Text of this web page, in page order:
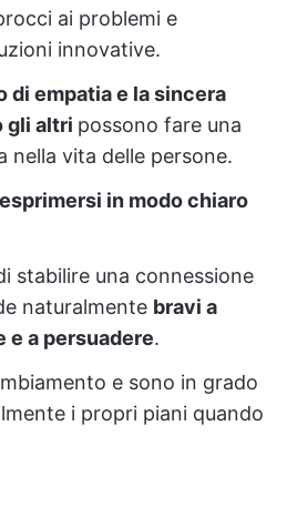
ai problemi e
innovative.
di empatia e la sincera
gli altri possono fare una
nella vita delle persone.
esprimersi in modo chiaro
stabilire una connessione
naturalmente bravi a
e a persuadere.
e sono in grado
i propri piani quando